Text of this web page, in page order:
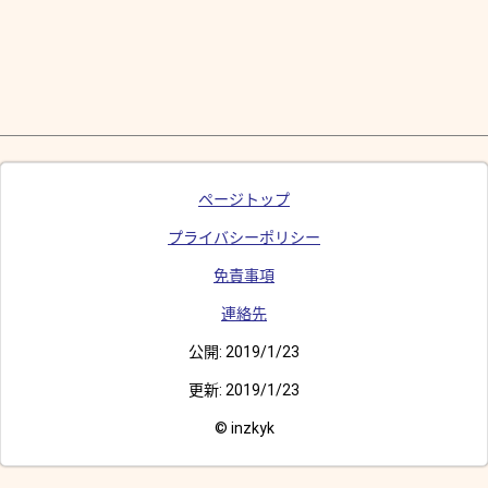
ページトップ
プライバシーポリシー
免責事項
連絡先
公開: 2019/1/23
更新: 2019/1/23
© inzkyk